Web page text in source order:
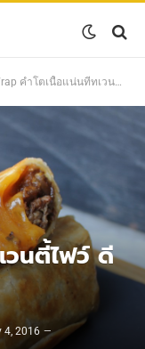
คำโตเนื้อแน่นที่ทเวนตี้ไฟว์ ดีกรีส์
วนตี้ไฟว์ ดี
4, 2016